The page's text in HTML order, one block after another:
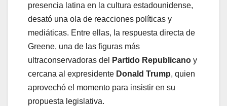
presencia latina en la cultura estadounidense,
desató una ola de reacciones políticas y
mediáticas. Entre ellas, la respuesta directa de
Greene, una de las figuras más
ultraconservadoras del
Partido Republicano y
cercana al expresidente Donald Trump, quien
aprovechó el momento para insistir en su
propuesta legislativa.